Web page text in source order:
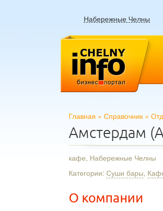
Набережные Челны
Главная » Справочник »
Амстердам
кафе, Набережные Челны
Категории: Суши бары,
О компании